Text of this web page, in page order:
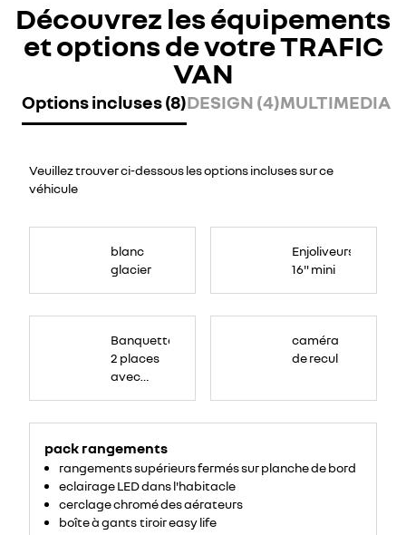
Découvrez les équipements
et options de votre TRAFIC
VAN
Options incluses (8)DESIGN (4)MULTIMEDIA
Veuillez trouver ci-dessous les options incluses sur ce
véhicule
blanc
glacier
Enjoliveurs
16" mini
rangement
ordinateur
écritoire,
rangement
litres
sous
assise.
Banquette
2 places
avec
tablette
écritoire
et assise
relevable
pack rangements
rangements supérieurs fermés sur planche de bord
eclairage LED dans l'habitacle
cerclage chromé des aérateurs
boîte à gants tiroir easy life
caméra
de recul